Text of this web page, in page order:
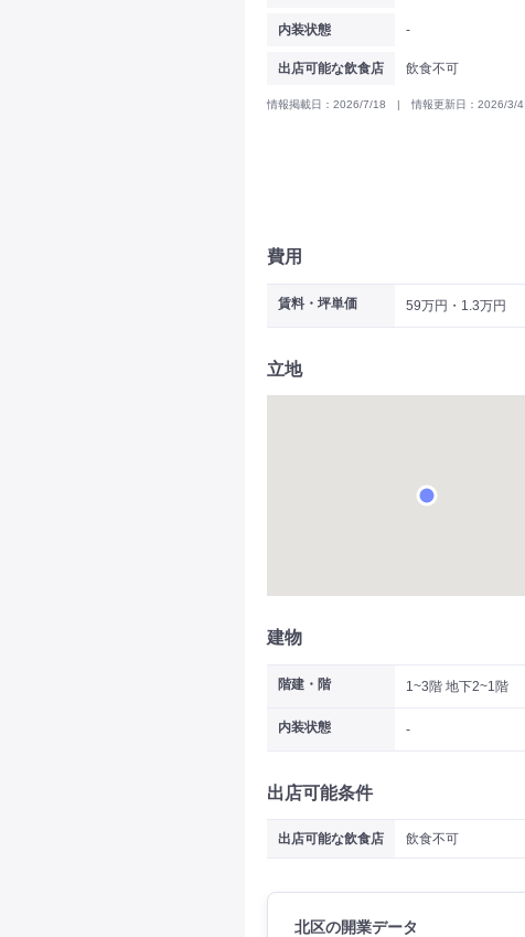
内装状態 -
出店可能な飲食店 飲食不可
情報掲載日：2026/7/18 | 情報更新日：2026/3/4
費用
賃料・坪単価 59万円・1.3万円
立地
建物
階建・階 1~3階 地下2~1階
内装状態 -
出店可能条件
出店可能な飲食店 飲食不可
北区の開業データ